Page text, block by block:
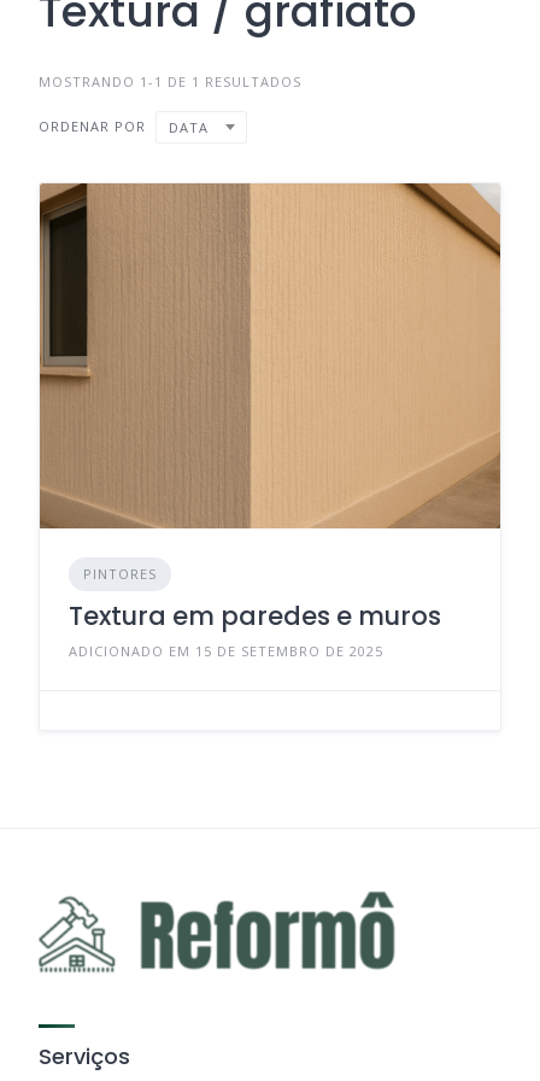
MOSTRANDO 1-1 DE 1 RESULTADOS
ORDENAR POR DATA
PINTORES
Textura em paredes e muros
ADICIONADO EM 15 DE SETEMBRO DE 2025
Serviços